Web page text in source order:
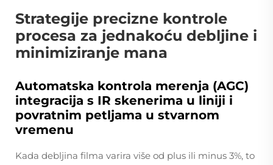
Strategije precizne kontrole
procesa za jednakoću debljine i
minimiziranje mana
Automatska kontrola merenja (AGC)
integracija s IR skenerima u liniji i
povratnim petljama u stvarnom
vremenu
Kada debljina filma varira više od plus ili minus 3%, to